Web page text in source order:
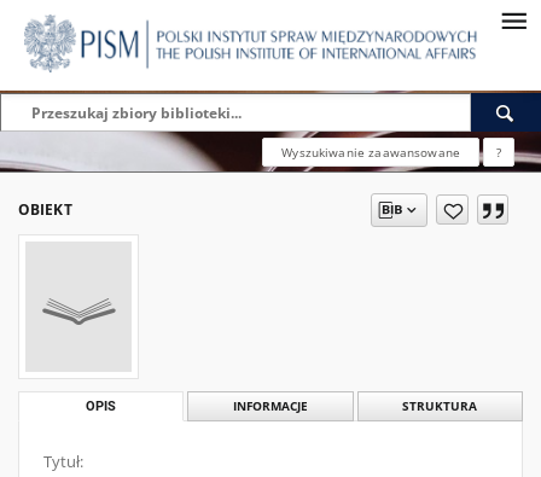
Wyszukiwanie zaawansowane ?
OBIEKT
OPIS INFORMACJE STRUKTURA
Tytuł: